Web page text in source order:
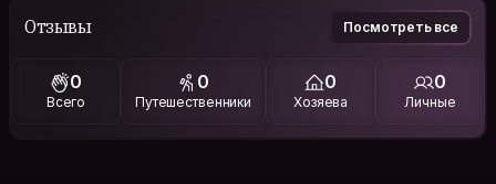
Отзывы Посмотреть все
0
Всего
0
Путешественники
0
Хозяева
0
Личные